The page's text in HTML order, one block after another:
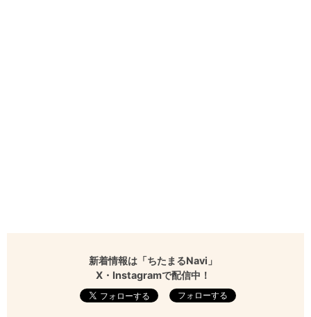
新着情報は「ちたまるNavi」
X・Instagramで配信中！
フォローする